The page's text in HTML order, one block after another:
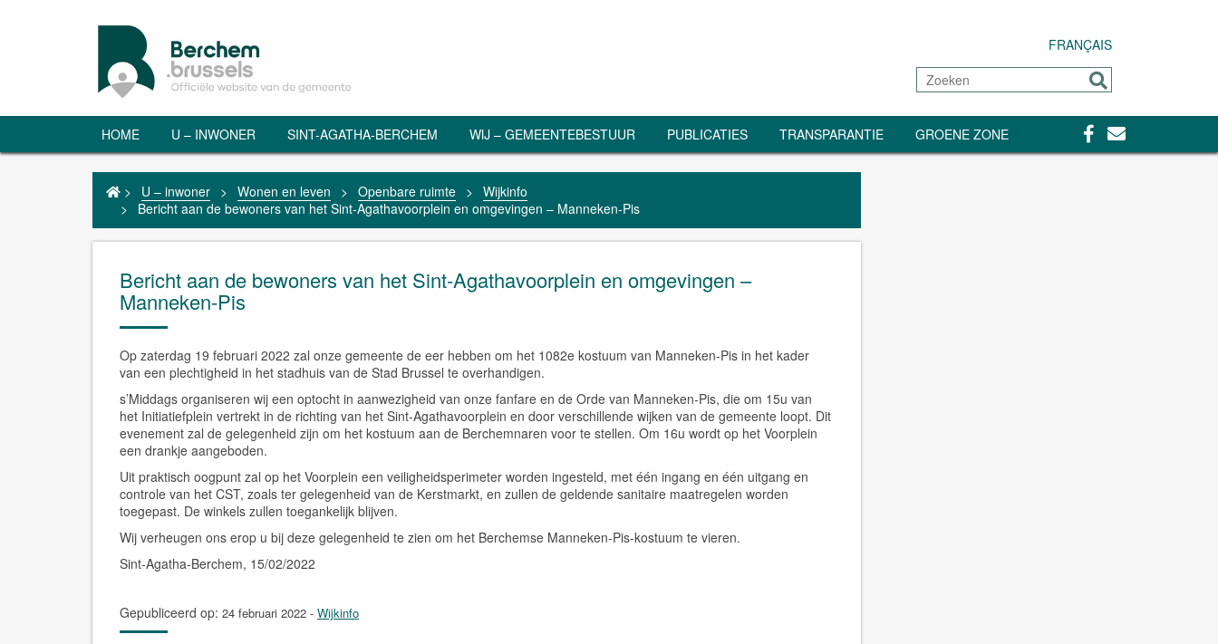
FRANÇAIS
Zoeken
Sturen
HOME U – INWONER SINT-AGATHA-BERCHEM WIJ – GEMEENTEBESTUUR PUBLICATIES TRANSPARANTIE GROENE ZONE Facebook
Contact
> U – inwoner > Wonen en leven > Openbare ruimte > Wijkinfo
>
Bericht aan de bewoners van het Sint-Agathavoorplein en omgevingen – Manneken-Pis
Bericht aan de bewoners van het Sint-Agathavoorplein en omgevingen –
Manneken-Pis
Op zaterdag 19 februari 2022 zal onze gemeente de eer hebben om het 1082e kostuum van Manneken-Pis in het kader
van een plechtigheid in het stadhuis van de Stad Brussel te overhandigen.
s’Middags organiseren wij een optocht in aanwezigheid van onze fanfare en de Orde van Manneken-Pis, die om 15u van
het Initiatiefplein vertrekt in de richting van het Sint-Agathavoorplein en door verschillende wijken van de gemeente loopt. Dit
evenement zal de gelegenheid zijn om het kostuum aan de Berchemnaren voor te stellen. Om 16u wordt op het Voorplein
een drankje aangeboden.
Uit praktisch oogpunt zal op het Voorplein een veiligheidsperimeter worden ingesteld, met één ingang en één uitgang en
controle van het CST, zoals ter gelegenheid van de Kerstmarkt, en zullen de geldende sanitaire maatregelen worden
toegepast. De winkels zullen toegankelijk blijven.
Wij verheugen ons erop u bij deze gelegenheid te zien om het Berchemse Manneken-Pis-kostuum te vieren.
Sint-Agatha-Berchem, 15/02/2022
Gepubliceerd op: 24 februari 2022 - Wijkinfo